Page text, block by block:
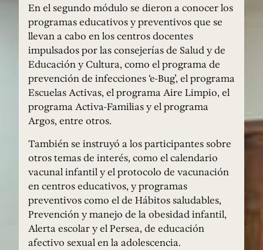
En el segundo módulo se dieron a conocer los
programas educativos y preventivos que se
llevan a cabo en los centros docentes
impulsados por las consejerías de Salud y de
Educación y Cultura, como el programa de
prevención de infecciones ‘e-Bug’, el programa
Escuelas Activas, el programa Aire Limpio, el
programa Activa-Familias y el programa
Argos, entre otros.
También se instruyó a los participantes sobre
otros temas de interés, como el calendario
vacunal infantil y el protocolo de vacunación
en centros educativos, y programas
preventivos como el de Hábitos saludables,
Prevención y manejo de la obesidad infantil,
Alerta escolar y el Persea, de educación
afectivo sexual en la adolescencia.